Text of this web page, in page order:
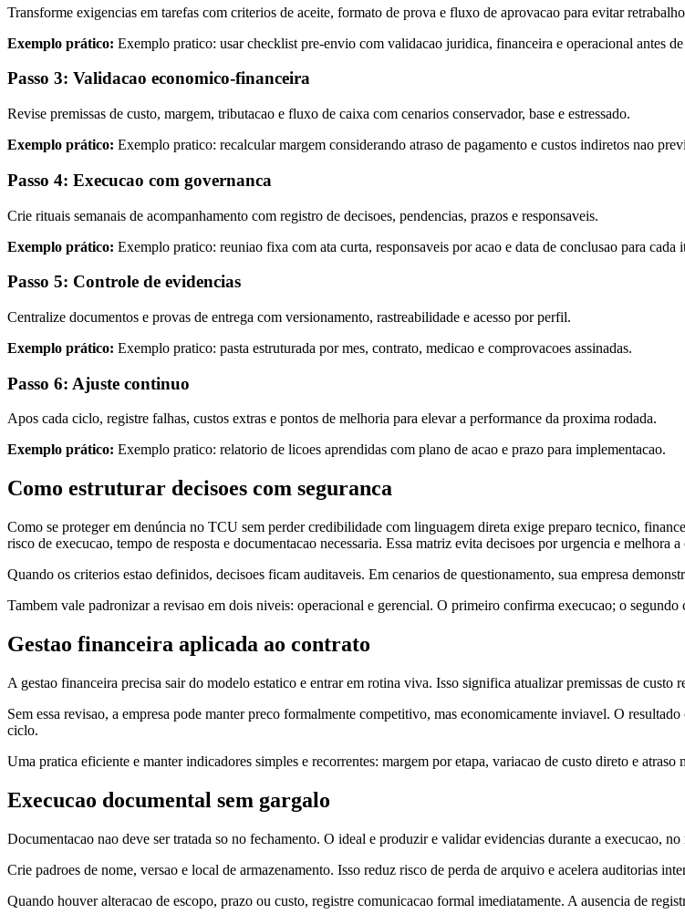
Transforme exigencias em tarefas com criterios de aceite, formato de prova e fluxo de aprovacao para evitar
Exemplo prático: Exemplo pratico: usar checklist pre-envio com validacao juridica, financeira e operacional antes
Passo 3: Validacao economico-financeira
Revise premissas de custo, margem, tributacao e fluxo de caixa com cenarios conservador, base e estressado.
Exemplo prático: Exemplo pratico: recalcular margem considerando atraso de pagamento e custos indiretos nao
Passo 4: Execucao com governanca
Crie rituais semanais de acompanhamento com registro de decisoes, pendencias, prazos e responsaveis.
Exemplo prático: Exemplo pratico: reuniao fixa com ata curta, responsaveis por acao e data de conclusao para cada
Passo 5: Controle de evidencias
Centralize documentos e provas de entrega com versionamento, rastreabilidade e acesso por perfil.
Exemplo prático: Exemplo pratico: pasta estruturada por mes, contrato, medicao e comprovacoes assinadas.
Passo 6: Ajuste continuo
Apos cada ciclo, registre falhas, custos extras e pontos de melhoria para elevar a performance da proxima rodada.
Exemplo prático: Exemplo pratico: relatorio de licoes aprendidas com plano de acao e prazo para implementacao.
Como estruturar decisoes com seguranca
Como se proteger em denúncia no TCU sem perder credibilidade com linguagem direta exige preparo tecnico,
risco de execucao, tempo de resposta e documentacao necessaria. Essa matriz evita decisoes por urgencia e melhora
Quando os criterios estao definidos, decisoes ficam auditaveis. Em cenarios de questionamento, sua empresa
Tambem vale padronizar a revisao em dois niveis: operacional e gerencial. O primeiro confirma execucao; o
Gestao financeira aplicada ao contrato
A gestao financeira precisa sair do modelo estatico e entrar em rotina viva. Isso significa atualizar premissas de custo
Sem essa revisao, a empresa pode manter preco formalmente competitivo, mas economicamente inviavel. O
ciclo.
Uma pratica eficiente e manter indicadores simples e recorrentes: margem por etapa, variacao de custo direto e
Execucao documental sem gargalo
Documentacao nao deve ser tratada so no fechamento. O ideal e produzir e validar evidencias durante a execucao,
Crie padroes de nome, versao e local de armazenamento. Isso reduz risco de perda de arquivo e acelera auditorias
Quando houver alteracao de escopo, prazo ou custo, registre comunicacao formal imediatamente. A ausencia de